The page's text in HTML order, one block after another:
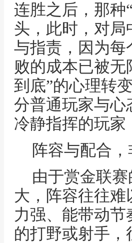
连胜之后，那种
头，此时，对
与指责，因为每
败的成本已被无
到底”的心理转
分普通玩家与心
冷静指挥的玩
阵容与配合
由于赏金联
大，阵容往往
力强、能带动
的打野或射手